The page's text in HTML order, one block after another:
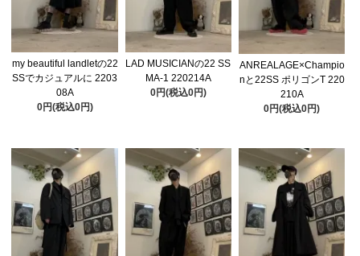
my beautiful landletの22
SSでカジュアルに 2203
08A
0円(税込0円)
LAD MUSICIANの22 SS
MA-1 220214A
0円(税込0円)
ANREALAGE×Champio
nと22SS ポリゴンT 220
210A
0円(税込0円)